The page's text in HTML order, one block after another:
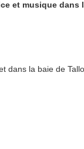
et musique dans
dans la baie de